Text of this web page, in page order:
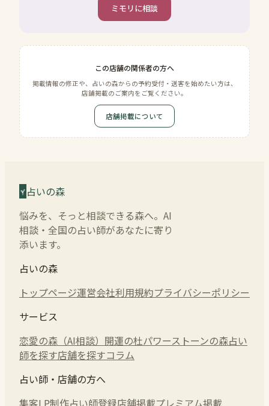
ミモリに相談
この店舗の関係者の方へ
掲載情報の修正や、占いの森からの予約受付・送客を始めたい方は、
店舗掲載のご案内をご覧ください。
店舗掲載について
占いの森
悩みを、そっと相談できる森へ。AI
相談・全国の占い師があなたに寄り
添います。
占いの森
トップページ運営会社利用規約プライバシーポリシー
サービス
恋愛の森（AI相談） 開運の杜パワーストーンの森占い
師を探す店舗を探すコラム
占い師・店舗の方へ
集客LP制作占い師登録店舗掲載プレミアム掲載